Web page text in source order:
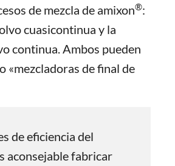
de mezcla de amixon®:
cuasicontinua y la
continua. Ambos pueden
«mezcladoras de final de
de eficiencia del
aconsejable fabricar